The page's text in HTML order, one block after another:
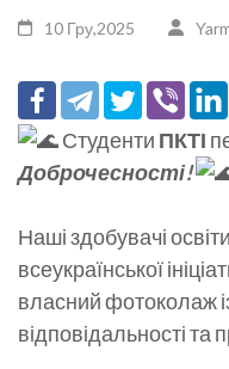
10 Гру,2025
Студенти ПКТІ
Доброчесності!
Наші здобувачі
всеукраїнської
власний фотоколаж
відповідальності та